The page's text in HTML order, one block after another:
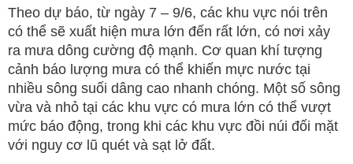
Theo dự báo, từ ngày 7 – 9/6, các khu vực nói trên
có thể sẽ xuất hiện mưa lớn đến rất lớn, có nơi xảy
ra mưa dông cường độ mạnh. Cơ quan khí tượng
cảnh báo lượng mưa có thể khiến mực nước tại
nhiều sông suối dâng cao nhanh chóng. Một số sông
vừa và nhỏ tại các khu vực có mưa lớn có thể vượt
mức báo động, trong khi các khu vực đồi núi đối mặt
với nguy cơ lũ quét và sạt lở đất.